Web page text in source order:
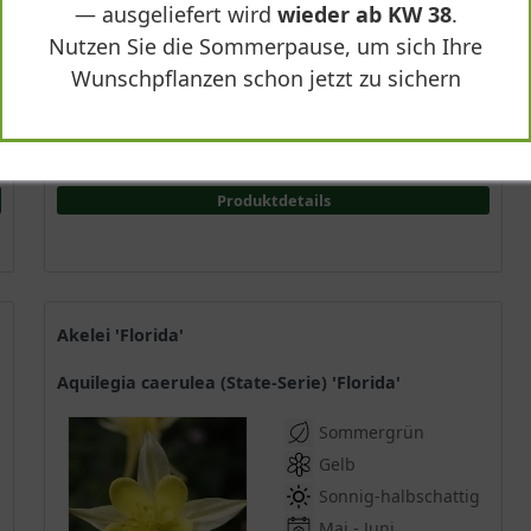
Lieferbar
5,95 € *
Produktdetails
Akelei 'Florida'
Aquilegia caerulea (State-Serie) 'Florida'
Sommergrün
Gelb
Sonnig-halbschattig
— ausgeliefert wird wieder ab KW 38.
Nutzen Sie die Sommerpause, um sich Ihre
Wunschpflanzen schon jetzt zu sichern